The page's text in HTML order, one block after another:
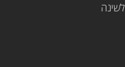
לשינה